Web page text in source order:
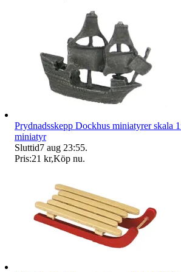
Prydnadsskepp Dockhus miniatyrer skala
miniatyr
Sluttid7 aug 23:55.
Pris:21 kr,Köp nu.